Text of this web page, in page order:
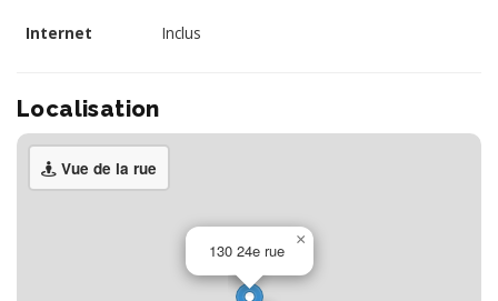
Internet Inclus
Localisation
Vue de la rue
130 24e rue
×